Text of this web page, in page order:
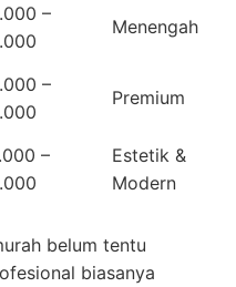
–
Menengah
–
Premium
–
Estetik &
Modern
belum tentu
biasanya